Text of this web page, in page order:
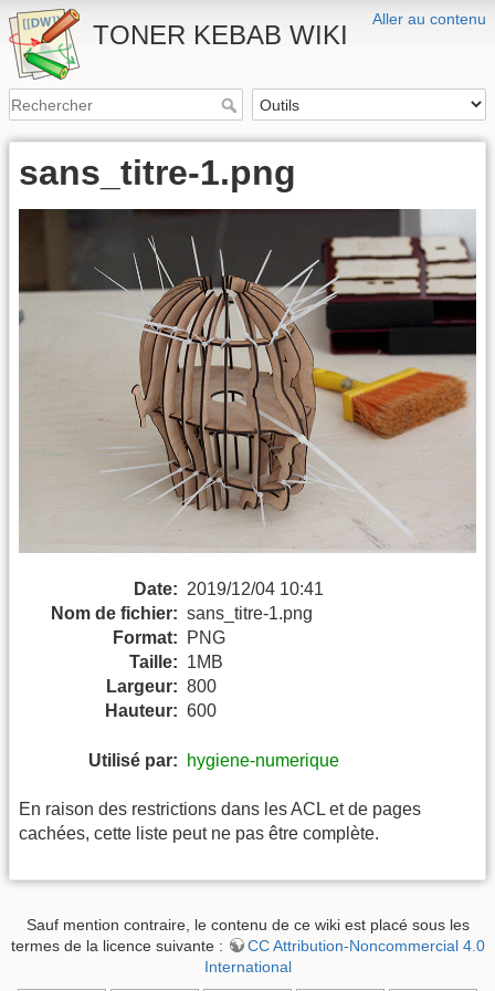
Aller au contenu
TONER KEBAB WIKI
sans_titre-1.png
Date: 2019/12/04 10:41
Nom de fichier: sans_titre-1.png
Format:
PNG
Taille: 1MB
Largeur: 800
Hauteur: 600
Utilisé par: hygiene-numerique
En raison des restrictions dans les ACL et de pages
cachées, cette liste peut ne pas être complète.
Sauf mention contraire, le contenu de ce wiki est placé sous les
termes de la licence suivante :
CC Attribution-Noncommercial 4.0
International